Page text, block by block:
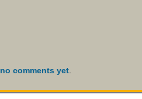
no comments yet.